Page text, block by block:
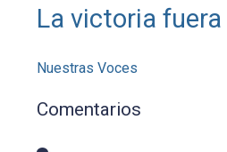
La victoria
Nuestras Voces
Comentarios